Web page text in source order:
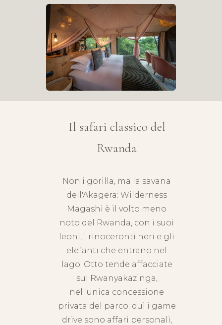
Il safari classico del
Rwanda
Non i gorilla, ma la savana
dell'Akagera: Wilderness
Magashi è il volto meno
noto del Rwanda, con i suoi
leoni, i rinoceronti neri e gli
elefanti che entrano nel
lago. Otto tende affacciate
sul Rwanyakazinga,
nell'unica concessione
privata del parco: qui i game
drive sono affari personali,